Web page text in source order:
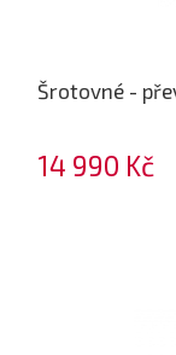
Šrotovné -
14 990 Kč